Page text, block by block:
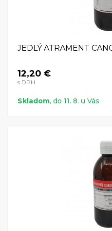
JEDLÝ ATRAMENT
12,20 €
s DPH
Skladom, do 11. 8. u Vás